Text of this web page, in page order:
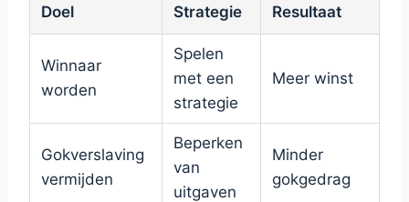
Doel Strategie Resultaat
Winnaar
worden
Spelen
met een
strategie
Meer winst
Gokverslaving
vermijden
Beperken
van
uitgaven
Minder
gokgedrag